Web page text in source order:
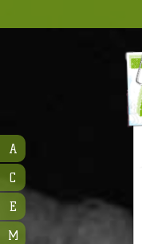
A
C
E
M